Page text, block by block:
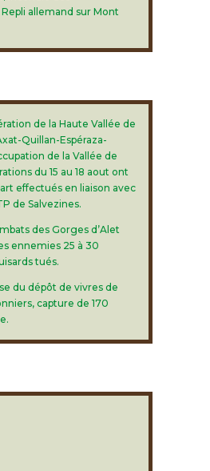
allemand sur Mont
de la Haute Vallée de
Quillan-Espéraza-
de la Vallée de
du 15 au 18 aout ont
effectués en liaison avec
de Salvezines.
des Gorges d’Alet
ennemies 25 à 30
tués.
du dépôt de vivres de
capture de 170